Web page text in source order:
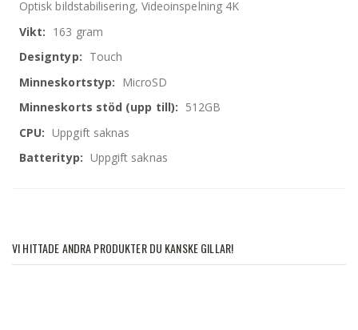
Optisk bildstabilisering, Videoinspelning 4K
163 gram
Touch
MicroSD
512GB
Uppgift saknas
Uppgift saknas
VI HITTADE ANDRA PRODUKTER DU KANSKE GILLAR!